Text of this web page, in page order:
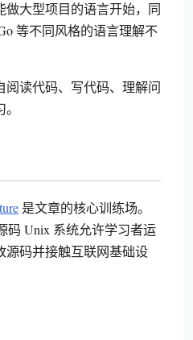
大型项目的语言开始，同
等不同风格的语言理解不
读代码、写代码、理解问
是文章的核心训练场。
码 Unix 系统允许学习者运
源码并接触互联网基础设